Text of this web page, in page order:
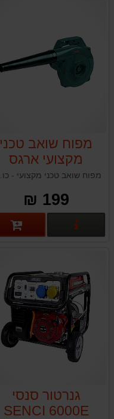
מפוח שואב טכני
מקצועי ארגס
ARGES D903
199 ₪
פרטים נוספים
גנרטור סנסי
SENCI 6000E